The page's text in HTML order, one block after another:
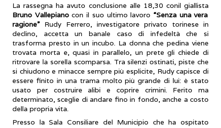
La rassegna ha avuto conclusione alle 18,30 conil giallista
Bruno Vallepianocon il suo ultimo lavoro “Senza una vera
ragione” Rudy Ferrero, investigatore privato torinese in
declino, accetta un banale caso di infedeltà che si
trasforma presto in un incubo. La donna che pedina viene
trovata morta e, quasi in parallelo, un prete gli chiede di
ritrovare la sorella scomparsa. Tra silenzi ostinati, piste che
si chiudono e minacce sempre più esplicite, Rudy capisce di
essere finito in una trama molto più grande di lui: è stato
usato per costruire alibi e coprire crimini. Ferito ma
determinato, sceglie di andare fino in fondo, anche a costo
della propria vita.
Presso la Sala Consiliare del Municipio che ha ospitato